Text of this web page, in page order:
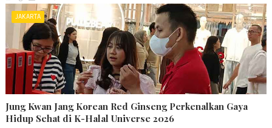
JAKARTA
Jung Kwan Jang Korean Red Ginseng Perkenalkan Gaya
Hidup Sehat di K-Halal Universe 2026